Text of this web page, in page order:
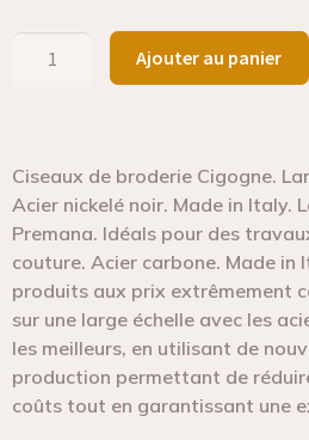
Ajouter au panier
Ciseaux de broderie Cigogne.
Acier nickelé noir. Made in Italy.
Premana. Idéals pour des
couture. Acier carbone. Made in
produits aux prix extrêmement
sur une large échelle avec les
les meilleurs, en utilisant de
production permettant de
coûts tout en garantissant une